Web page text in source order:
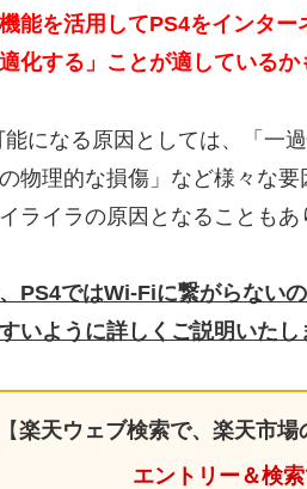
能を活用してPS4をインタ
化する」ことが適しているか
になる原因としては、「一
物理的な損傷」など様々な
ライラの原因となることもあ
PS4ではWi-Fiに繋がらない
いように詳しくご説明いたし
【楽天ウェブ検索で、楽天市場
エントリー＆検